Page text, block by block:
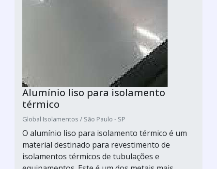
Alumínio liso para isolamento
térmico
Global Isolamentos / São Paulo - SP
O alumínio liso para isolamento térmico é um
material destinado para revestimento de
isolamentos térmicos de tubulações e